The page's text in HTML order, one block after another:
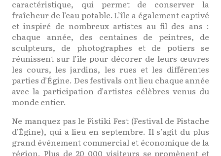
caractéristique, qui permet de conserver la
fraîcheur de l’eau potable. L’île a également captivé
et inspiré de nombreux artistes au fil des ans :
chaque année, des centaines de peintres, de
sculpteurs, de photographes et de potiers se
réunissent sur l’île pour décorer de leurs œuvres
les cours, les jardins, les rues et les différentes
parties d’Égine. Des festivals ont lieu chaque année
avec la participation d’artistes célèbres venus du
monde entier.
Ne manquez pas le Fistiki Fest (Festival de Pistache
d’Égine), qui a lieu en septembre. Il s’agit du plus
grand événement commercial et économique de la
région. Plus de 20 000 visiteurs se promènent et